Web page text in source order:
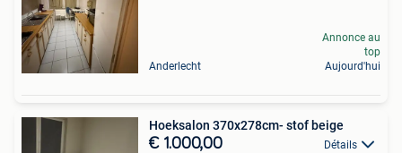
Anderlecht
Annonce au
top
Aujourd'hui
Hoeksalon 370x278cm- stof beige
€ 1.000,00 Détails